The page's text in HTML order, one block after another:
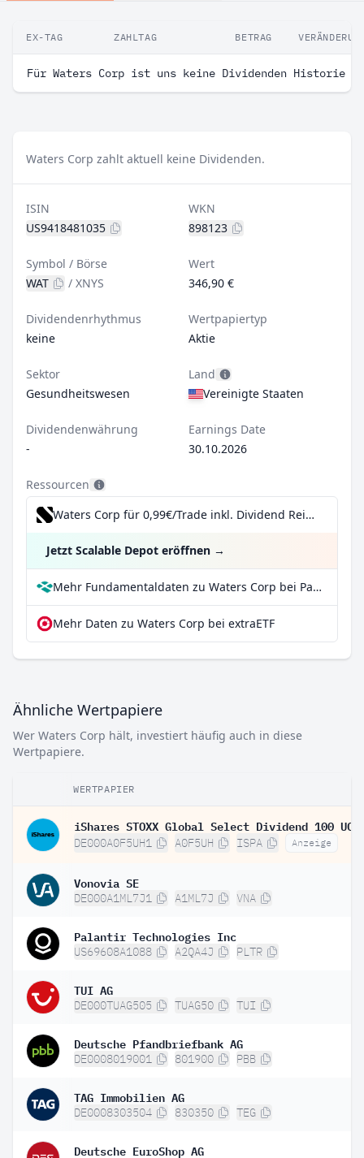
EX-TAG ZAHLTAG BETRAG
Für Waters Corp ist uns keine Dividenden Historie
Waters Corp zahlt aktuell keine Dividenden.
ISIN
US9418481035
WKN
898123
Symbol / Börse
WAT
/ XNYS
Wert
346,90 €
Dividendenrhythmus
keine
Wertpapiertyp
Aktie
Sektor
Gesundheitswesen
Land
Vereinigte Staaten
Dividendenwährung
-
Earnings Date
30.10.2026
Ressourcen
Waters Corp für 0,99€/Trade inkl. Dividend Reinvestment Plan
Jetzt Scalable Depot eröffnen →
Mehr Fundamentaldaten zu Waters Corp bei Parqet
Mehr Daten zu Waters Corp bei extraETF
Ähnliche Wertpapiere
Wer Waters Corp hält, investiert häufig auch in diese
Wertpapiere.
WERTPAPIER
DE000A0F5UH1 A0F5UH ISPA Anzeige
Vonovia SE
DE000A1ML7J1 A1ML7J VNA
Palantir Technologies Inc
US69608A1088 A2QA4J PLTR
TUI AG
DE000TUAG505 TUAG50 TUI
Deutsche Pfandbriefbank AG
DE0008019001 801900 PBB
TAG Immobilien AG
DE0008303504 830350 TEG
Deutsche EuroShop AG